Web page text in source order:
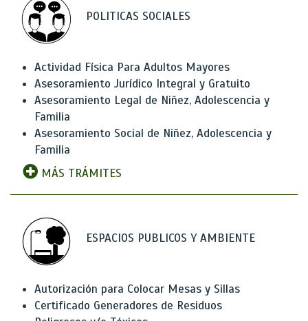
POLITICAS SOCIALES
Actividad Física Para Adultos Mayores
Asesoramiento Jurídico Integral y Gratuito
Asesoramiento Legal de Niñez, Adolescencia y
Familia
Asesoramiento Social de Niñez, Adolescencia y
Familia
MÁS TRÁMITES
ESPACIOS PUBLICOS Y AMBIENTE
Autorización para Colocar Mesas y Sillas
Certificado Generadores de Residuos